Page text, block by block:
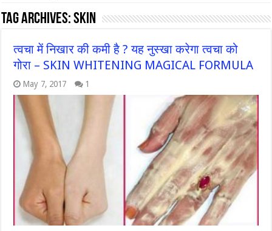
Tag Archives:skin
त्वचा में निखार की कमी है ? यह नुस्खा करेगा त्वचा को
गोरा – SKIN WHITENING MAGICAL FORMULA
May 7, 2017 1